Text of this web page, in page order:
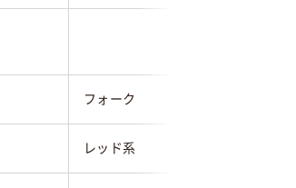
フォーク
レッド系